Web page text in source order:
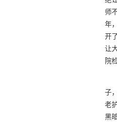
师
年
开
让
院
子
老
黑